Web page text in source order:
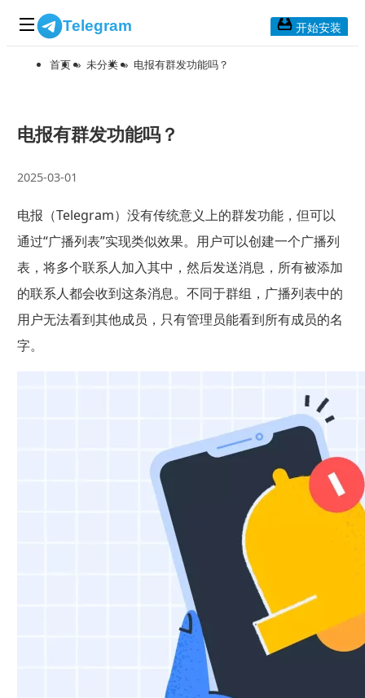
Telegram
应用下载
Telegram Mac版
Telegram安卓版
Telegram Web版
开始安装
首页 » 未分类 » 电报有群发功能吗？
电报有群发功能吗？
2025-03-01
电报（Telegram）没有传统意义上的群发功能，但可以
通过“广播列表”实现类似效果。用户可以创建一个广播列
表，将多个联系人加入其中，然后发送消息，所有被添加
的联系人都会收到这条消息。不同于群组，广播列表中的
用户无法看到其他成员，只有管理员能看到所有成员的名
字。